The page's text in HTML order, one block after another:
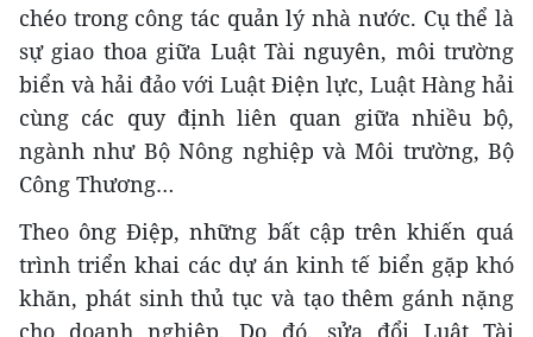
chéo trong công tác quản lý nhà nước. Cụ thể là
sự giao thoa giữa Luật Tài nguyên, môi trường
biển và hải đảo với Luật Điện lực, Luật Hàng hải
cùng các quy định liên quan giữa nhiều bộ,
ngành như Bộ Nông nghiệp và Môi trường, Bộ
Công Thương…
Theo ông Điệp, những bất cập trên khiến quá
trình triển khai các dự án kinh tế biển gặp khó
khăn, phát sinh thủ tục và tạo thêm gánh nặng
cho doanh nghiệp. Do đó, sửa đổi Luật Tài